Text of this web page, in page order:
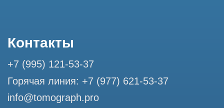
Профессиональный сервис МРТ и КТ
© Tomograph.pro